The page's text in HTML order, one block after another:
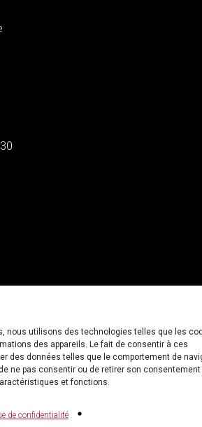
nous utilisons des technologies telles que les
des appareils. Le fait de consentir à ces
des données telles que le comportement de
ne pas consentir ou de retirer son consentement
et fonctions.
de confidentialité